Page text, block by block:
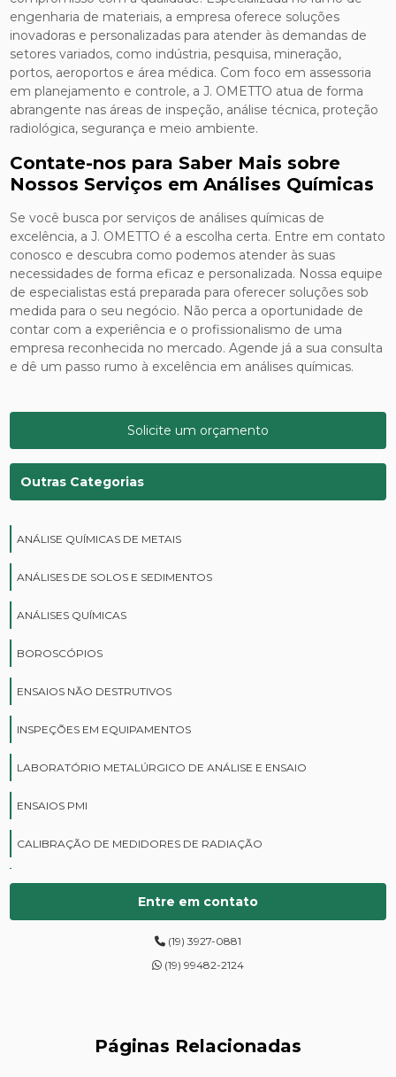
engenharia de materiais, a empresa oferece soluções
inovadoras e personalizadas para atender às demandas de
setores variados, como indústria, pesquisa, mineração,
portos, aeroportos e área médica. Com foco em assessoria
em planejamento e controle, a J. OMETTO atua de forma
abrangente nas áreas de inspeção, análise técnica, proteção
radiológica, segurança e meio ambiente.
Contate-nos para Saber Mais sobre
Nossos Serviços em Análises Químicas
Se você busca por serviços de análises químicas de
excelência, a J. OMETTO é a escolha certa. Entre em contato
conosco e descubra como podemos atender às suas
necessidades de forma eficaz e personalizada. Nossa equipe
de especialistas está preparada para oferecer soluções sob
medida para o seu negócio. Não perca a oportunidade de
contar com a experiência e o profissionalismo de uma
empresa reconhecida no mercado. Agende já a sua consulta
e dê um passo rumo à excelência em análises químicas.
Solicite um orçamento
Outras Categorias
ANÁLISE QUÍMICAS DE METAIS
ANÁLISES DE SOLOS E SEDIMENTOS
ANÁLISES QUÍMICAS
BOROSCÓPIOS
ENSAIOS NÃO DESTRUTIVOS
INSPEÇÕES EM EQUIPAMENTOS
LABORATÓRIO METALÚRGICO DE ANÁLISE E ENSAIO
ENSAIOS PMI
CALIBRAÇÃO DE MEDIDORES DE RADIAÇÃO
CURSOS DE PROTEÇÃO RADIOLÓGICA
DIGITALIZAÇÃO DE FILMES RADIOGRÁFICOS
ENSAIOS DE DUREZA DE CAMPO
Entre em contato
(19) 3927-0881
(19) 99482-2124
Páginas Relacionadas